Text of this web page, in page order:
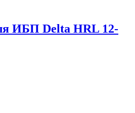
ИБП Delta HRL 12-